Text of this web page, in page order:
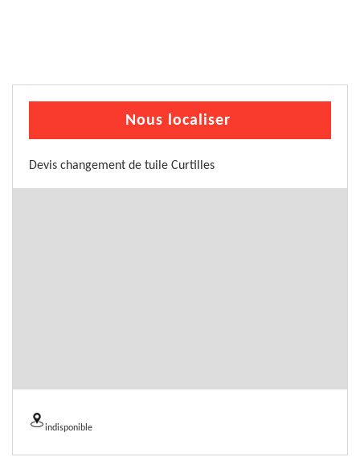
Nous localiser
Devis changement de tuile Curtilles
indisponible